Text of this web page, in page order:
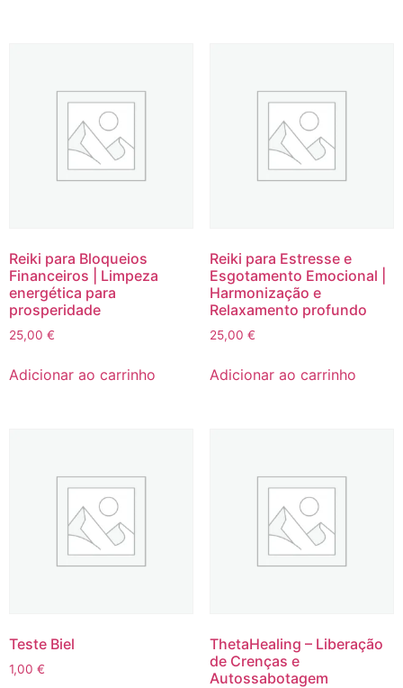
Reiki para Bloqueios
Financeiros | Limpeza
energética para
prosperidade
25,00 €
Adicionar ao carrinho
Reiki para Estresse e
Esgotamento Emocional |
Harmonização e
Relaxamento profundo
25,00 €
Adicionar ao carrinho
Teste Biel
1,00 €
ThetaHealing – Liberação
de Crenças e
Autossabotagem